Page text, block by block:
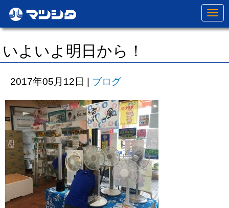
N
a
v
t
いよいよ明日から！
2017年05月12日 | ブログ